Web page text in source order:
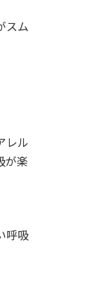
スム
レル
が楽
呼吸